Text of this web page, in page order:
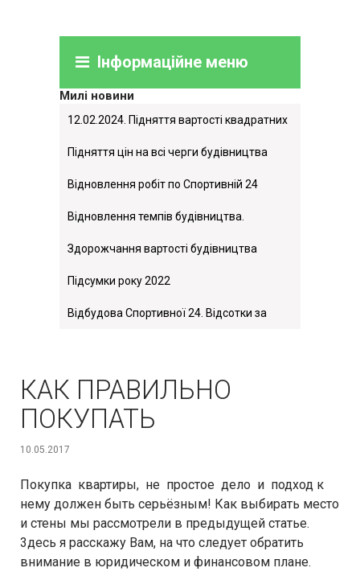
Інформаційне меню
Милі новини
12.02.2024. Підняття вартості квадратних
метрів.
Підняття цін на всі черги будівництва
Відновлення робіт по Спортивній 24
Відновлення темпів будівництва.
Здорожчання вартості будівництва
Підсумки року 2022
Відбудова Спортивної 24. Відсотки за
КАК ПРАВИЛЬНО
ПОКУПАТЬ
10.05.2017
Покупка квартиры, не простое дело и подход к
нему должен быть серьёзным! Как выбирать место
и стены мы рассмотрели в предыдущей статье.
3десь я расскажу Вам, на что следует обратить
внимание в юридическом и финансовом плане.